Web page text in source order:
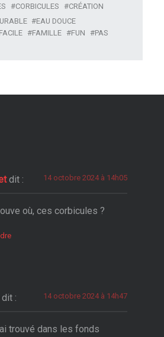
CORBICULES
CRÉATION
EAU DOUCE
FACILE FAMILLE FUN
PAS
dit : 14 octobre 2024 à 14h05
où, ces corbicules ?
dit : 14 octobre 2024 à 14h47
trouvé dans les fonds